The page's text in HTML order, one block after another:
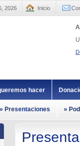
2026 Inicio
hacer
» Presentaciones »